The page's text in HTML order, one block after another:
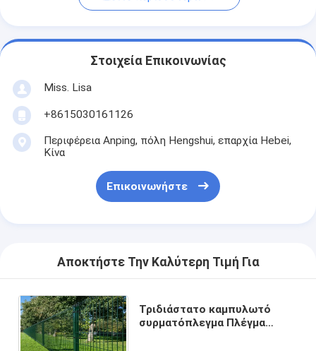
Στοιχεία Επικοινωνίας
Miss. Lisa
+8615030161126
Περιφέρεια Anping, πόλη Hengshui, επαρχία Hebei,
Κίνα
Επικοινωνήστε
Αποκτήστε Την Καλύτερη Τιμή Για
Τριδιάστατο καμπυλωτό
συρματόπλεγμα Πλέγμα